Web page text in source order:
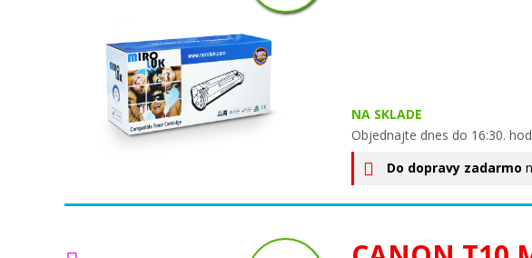
NA SKLADE
Objednajte dnes do 16:30.
Do dopravy zadarmo